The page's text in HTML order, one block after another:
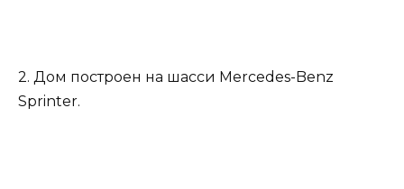
2. Дом построен на шасси Mercedes-Benz
Sprinter.